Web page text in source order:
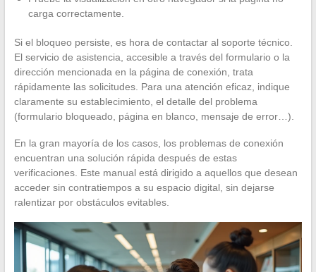
carga correctamente.
Si el bloqueo persiste, es hora de contactar al soporte técnico.
El servicio de asistencia, accesible a través del formulario o la
dirección mencionada en la página de conexión, trata
rápidamente las solicitudes. Para una atención eficaz, indique
claramente su establecimiento, el detalle del problema
(formulario bloqueado, página en blanco, mensaje de error…).
En la gran mayoría de los casos, los problemas de conexión
encuentran una solución rápida después de estas
verificaciones. Este manual está dirigido a aquellos que desean
acceder sin contratiempos a su espacio digital, sin dejarse
ralentizar por obstáculos evitables.